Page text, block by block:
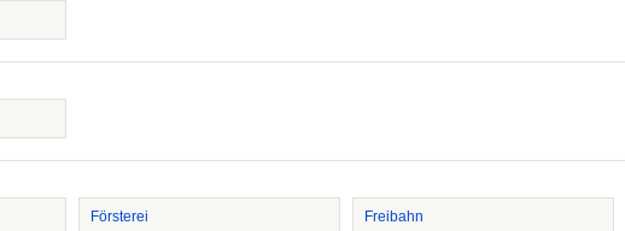
Försterei Freibahn